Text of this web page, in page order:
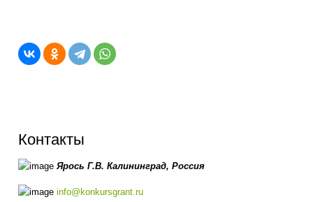
Контакты
Ярось Г.В.Калининград,Россия
info@konkursgrant.ru